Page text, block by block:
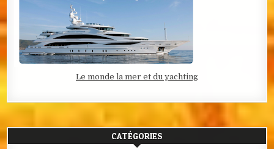
Le monde la mer et du yachting
CATÉGORIES